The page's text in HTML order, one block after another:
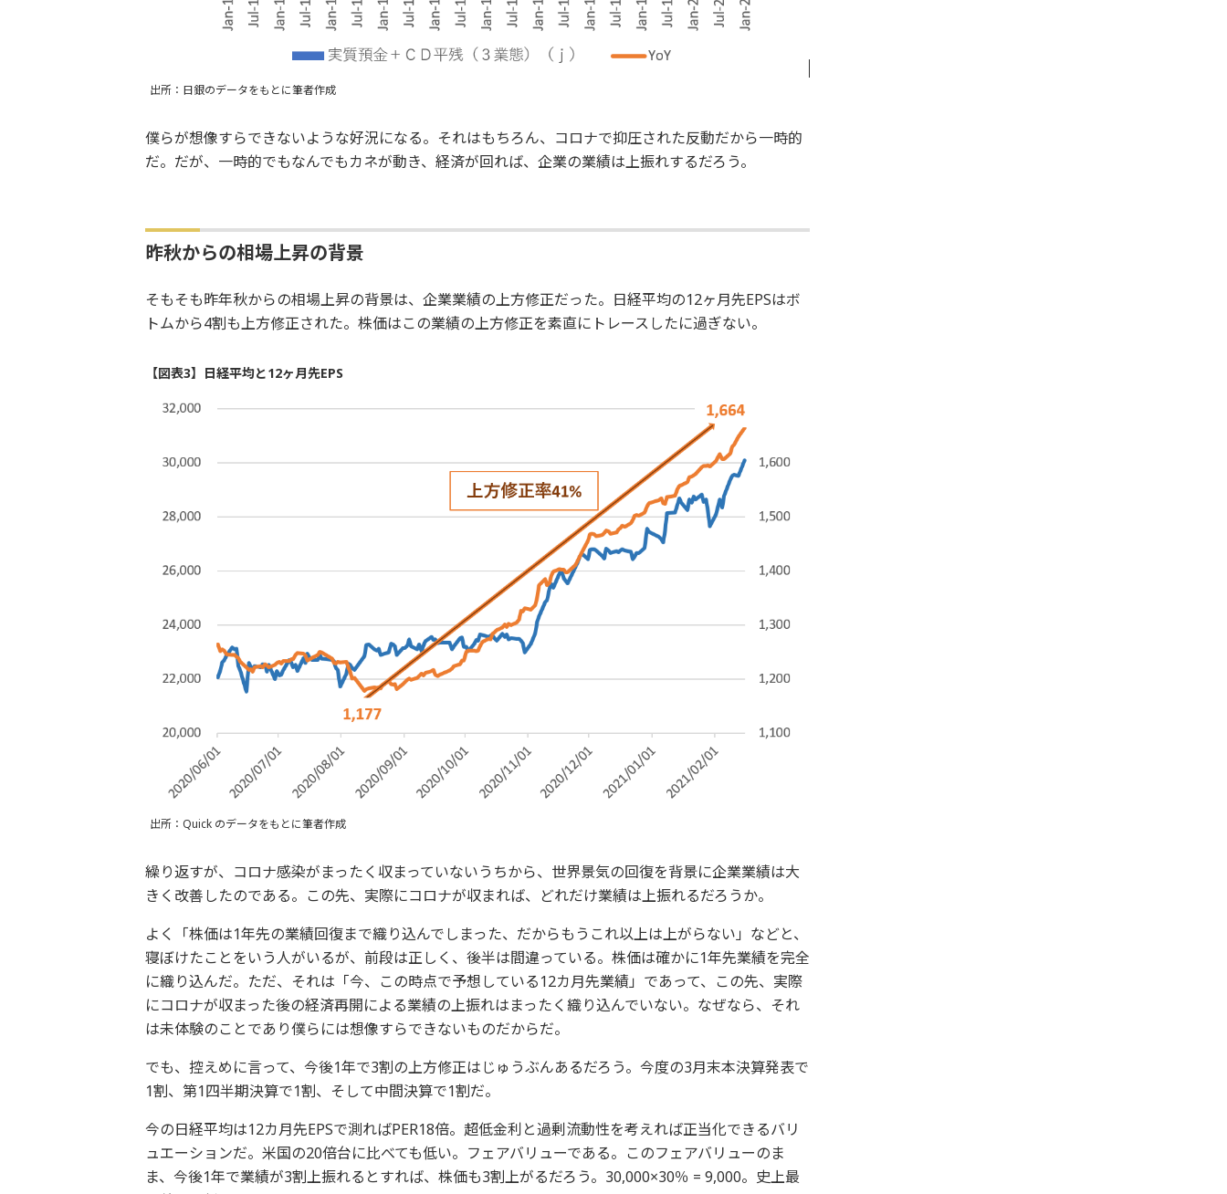
出所：日銀のデータをもとに筆者作成
僕らが想像すらできないような好況になる。それはもちろん、コロナで抑圧された反動だから一時的
だ。だが、一時的でもなんでもカネが動き、経済が回れば、企業の業績は上振れするだろう。
昨秋からの相場上昇の背景
そもそも昨年秋からの相場上昇の背景は、企業業績の上方修正だった。日経平均の12ヶ月先EPSはボ
トムから4割も上方修正された。株価はこの業績の上方修正を素直にトレースしたに過ぎない。
【図表3】日経平均と12ヶ月先EPS
出所：Quick のデータをもとに筆者作成
繰り返すが、コロナ感染がまったく収まっていないうちから、世界景気の回復を背景に企業業績は大
きく改善したのである。この先、実際にコロナが収まれば、どれだけ業績は上振れるだろうか。
よく「株価は1年先の業績回復まで織り込んでしまった、だからもうこれ以上は上がらない」などと、
寝ぼけたことをいう人がいるが、前段は正しく、後半は間違っている。株価は確かに1年先業績を完全
に織り込んだ。ただ、それは「今、この時点で予想している12カ月先業績」であって、この先、実際
にコロナが収まった後の経済再開による業績の上振れはまったく織り込んでいない。なぜなら、それ
は未体験のことであり僕らには想像すらできないものだからだ。
でも、控えめに言って、今後1年で3割の上方修正はじゅうぶんあるだろう。今度の3月末本決算発表で
1割、第1四半期決算で1割、そして中間決算で1割だ。
今の日経平均は12カ月先EPSで測ればPER18倍。超低金利と過剰流動性を考えれば正当化できるバリ
ュエーションだ。米国の20倍台に比べても低い。フェアバリューである。このフェアバリューのま
ま、今後1年で業績が3割上振れるとすれば、株価も3割上がるだろう。30,000×30％ = 9,000。史上最